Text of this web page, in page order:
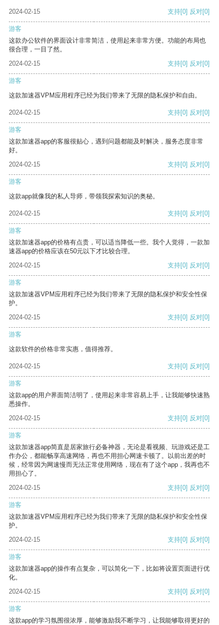
2024-02-15 支持[0] 反对[0]
游客
这款办公软件的界面设计非常简洁，使用起来非常方便。功能的布局也
很合理，一目了然。
2024-02-15
支持[0] 反对[0]
游客
这款加速器VPM应用程序已经为我们带来了无限的隐私保护和自由。
2024-02-15 支持[0] 反对[0]
游客
这款加速器app的客服很贴心，遇到问题都能及时解决，服务态度非常
好。
2024-02-15
支持[0] 反对[0]
游客
这款app就像我的私人导师，带领我探索知识的奥秘。
2024-02-15 支持[0] 反对[0]
游客
这款加速器app的价格有点贵，可以适当降低一些。我个人觉得，一款加
速器app的价格应该在50元以下才比较合理。
2024-02-15
支持[0] 反对[0]
游客
这款加速器VPM应用程序已经为我们带来了无限的隐私保护和安全性保
护。
2024-02-15
支持[0] 反对[0]
游客
这款软件的价格非常实惠，值得推荐。
2024-02-15 支持[0] 反对[0]
游客
这款app的用户界面简洁明了，使用起来非常容易上手，让我能够快速熟
悉操作。
2024-02-15
支持[0] 反对[0]
游客
这款加速器app简直是居家旅行必备神器，无论是看视频、玩游戏还是工
作办公，都能畅享高速网络，再也不用担心网速卡顿了。以前出差的时
候，经常因为网速慢而无法正常使用网络，现在有了这个app，我再也不
用担心了。
2024-02-15
支持[0] 反对[0]
游客
这款加速器VPM应用程序已经为我们带来了无限的隐私保护和安全性保
护。
2024-02-15
支持[0] 反对[0]
游客
这款加速器app的操作有点复杂，可以简化一下，比如将设置页面进行优
化。
2024-02-15
支持[0] 反对[0]
游客
这款app的学习氛围很浓厚，能够激励我不断学习，让我能够取得更好的